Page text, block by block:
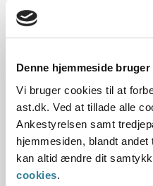
Denne hjemmeside
Vi bruger cookies til at
ast.dk. Ved at tillade alle
Ankestyrelsen samt
hjemmesiden, blandt
kan altid ændre dit
cookies.
15.09.1998
Offentliggørelsesdato
11.07.2013
Denne
november 2022, da den
principmeddelelse 34-22.
Link til gældende